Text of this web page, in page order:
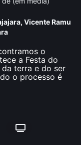
, Vicente Ramu
o
a Festa do
terra e do ser
o processo é